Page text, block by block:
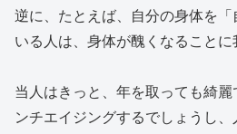
逆に、たとえば、自分の身体を
いる人は、身体が醜くなることに
当人はきっと、年を取っても綺
ンチエイジングするでしょうし